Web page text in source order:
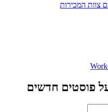
צוות המכירות
פוסטים חדשים